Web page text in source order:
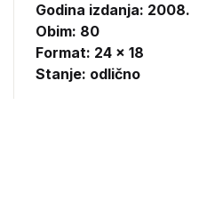
Godina izdanja: 2008.
Obim: 80
Format: 24 x 18
Stanje: odlično